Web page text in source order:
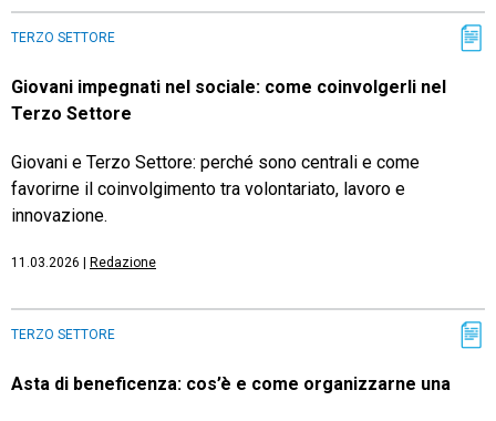
TERZO SETTORE
Giovani impegnati nel sociale: come coinvolgerli nel
Terzo Settore
Giovani e Terzo Settore: perché sono centrali e come
favorirne il coinvolgimento tra volontariato, lavoro e
innovazione.
11.03.2026 Redazione
TERZO SETTORE
Asta di beneficenza: cos’è e come organizzarne una